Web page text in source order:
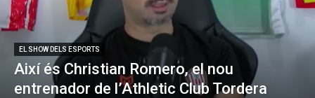
EL SHOW DELS ESPORTS
Així és Christian Romero, el nou
entrenador de l’Athletic Club Tordera